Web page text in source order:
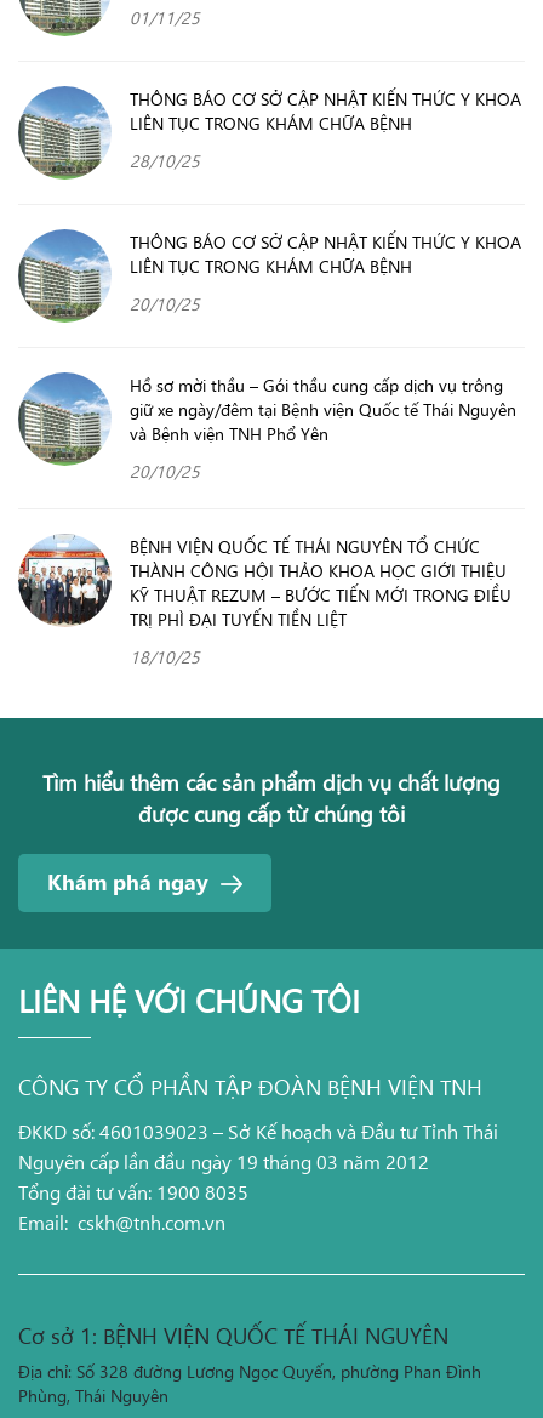
01/11/25
THÔNG BÁO CƠ SỞ CẬP NHẬT KIẾN THỨC Y KHOA
LIÊN TỤC TRONG KHÁM CHỮA BỆNH
28/10/25
THÔNG BÁO CƠ SỞ CẬP NHẬT KIẾN THỨC Y KHOA
LIÊN TỤC TRONG KHÁM CHỮA BỆNH
20/10/25
Hồ sơ mời thầu – Gói thầu cung cấp dịch vụ trông
giữ xe ngày/đêm tại Bệnh viện Quốc tế Thái Nguyên
và Bệnh viện TNH Phổ Yên
20/10/25
BỆNH VIỆN QUỐC TẾ THÁI NGUYÊN TỔ CHỨC
THÀNH CÔNG HỘI THẢO KHOA HỌC GIỚI THIỆU
KỸ THUẬT REZUM – BƯỚC TIẾN MỚI TRONG ĐIỀU
TRỊ PHÌ ĐẠI TUYẾN TIỀN LIỆT
18/10/25
Tìm hiểu thêm các sản phẩm dịch vụ chất lượng
được cung cấp từ chúng tôi
Khám phá ngay
LIÊN HỆ VỚI CHÚNG TÔI
CÔNG TY CỔ PHẦN TẬP ĐOÀN BỆNH VIỆN TNH
ĐKKD số: 4601039023 – Sở Kế hoạch và Đầu tư Tỉnh Thái
Nguyên cấp lần đầu ngày 19 tháng 03 năm 2012
Tổng đài tư vấn: 1900 8035
Email: cskh@tnh.com.vn
Cơ sở 1: BỆNH VIỆN QUỐC TẾ THÁI NGUYÊN
Địa chỉ: Số 328 đường Lương Ngọc Quyến, phường Phan Đình
Phùng, Thái Nguyên